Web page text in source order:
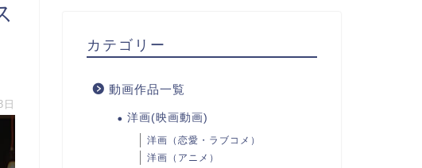
カテゴリー
動画作品一覧
洋画(映画動画)
洋画（恋愛・ラブコメ）
洋画（アニメ）